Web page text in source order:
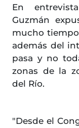
En
Guzmán
mucho
además del
pasa y no
zonas de la
del Río.
"Desde el